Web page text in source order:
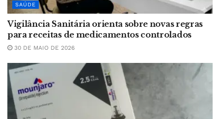
SAÚDE
Vigilância Sanitária orienta sobre novas regras
para receitas de medicamentos controlados
30 DE MAIO DE 2026